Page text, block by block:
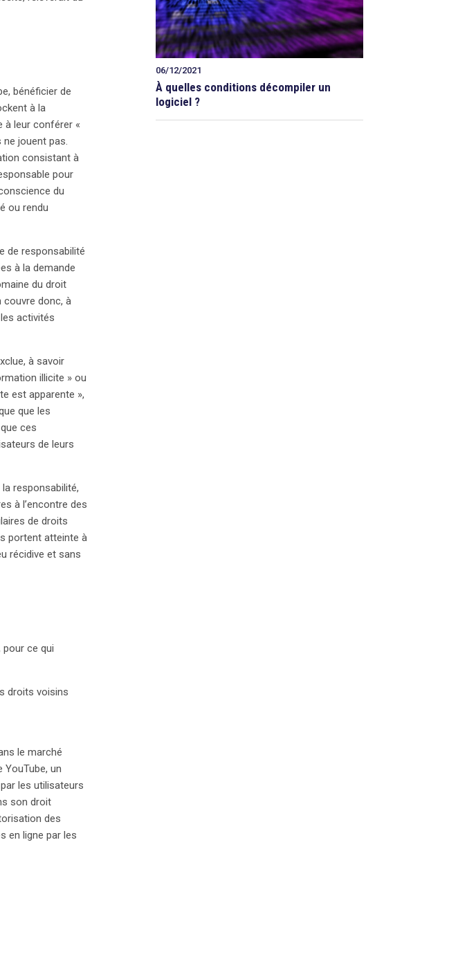
bénéficier de
à la
à leur conférer «
jouent pas.
consistant à
pour
du
ou rendu
de responsabilité
à la demande
du droit
couvre donc, à
activités
à savoir
illicite » ou
est apparente »,
que les
ces
de leurs
responsabilité,
à l’encontre des
de droits
portent atteinte à
récidive et sans
pour ce qui
droits voisins
le marché
un
les utilisateurs
son droit
des
en ligne par les
06/12/2021
À quelles conditions décompiler un
logiciel ?